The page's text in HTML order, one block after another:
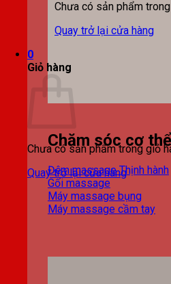
Chưa có sản phẩm
Quay trở lại cửa hàng
0
Giỏ hàng
Chưa có sản phẩm trong giỏ
Quay trở lại cửa hàng
Chăm sóc cơ thể
Đệm massage
Gối massage
Máy massage bụng
Máy massage cầm tay